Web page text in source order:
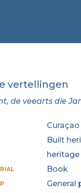
vertellingen
de veearts die
Curaçao
Built
heritage
Book
General